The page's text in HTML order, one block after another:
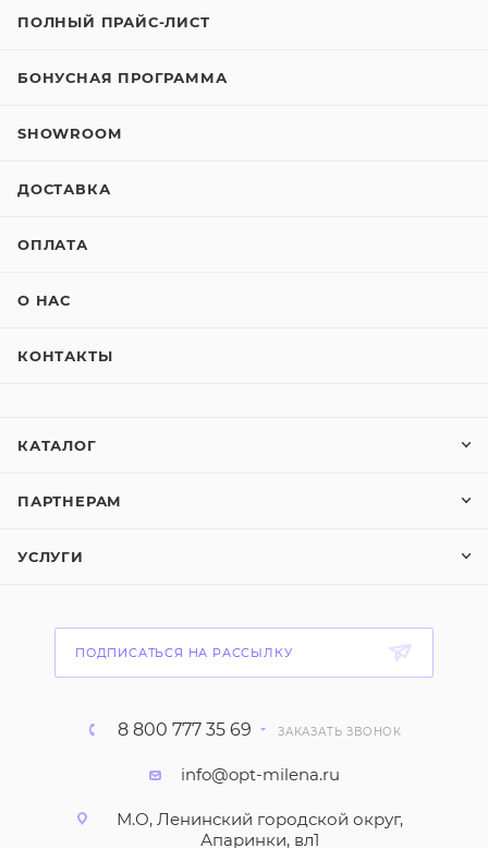
ПОЛНЫЙ ПРАЙС-ЛИСТ
БОНУСНАЯ ПРОГРАММА
SHOWROOM
ДОСТАВКА
ОПЛАТА
О НАС
КОНТАКТЫ
КАТАЛОГ
ПАРТНЕРАМ
УСЛУГИ
ПОДПИСАТЬСЯ НА РАССЫЛКУ
8 800 777 35 69 ЗАКАЗАТЬ ЗВОНОК
info@opt-milena.ru
М.О, Ленинский городской округ,
Апаринки, вл1